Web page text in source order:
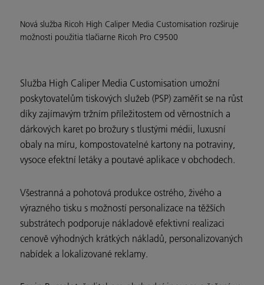
Nová služba Ricoh High Caliper Media Customisation rozširuje
možnosti použitia tlačiarne Ricoh Pro C9500
Služba High Caliper Media Customisation umožní
poskytovatelům tiskových služeb (PSP) zaměřit se na růst
díky zajímavým tržním příležitostem od věrnostních a
dárkových karet po brožury s tlustými médii, luxusní
obaly na míru, kompostovatelné kartony na potraviny,
vysoce efektní letáky a poutavé aplikace v obchodech.
Všestranná a pohotová produkce ostrého, živého a
výrazného tisku s možností personalizace na těžších
substrátech podporuje nákladově efektivní realizaci
cenově výhodných krátkých nákladů, personalizovaných
nabídek a lokalizované reklamy.